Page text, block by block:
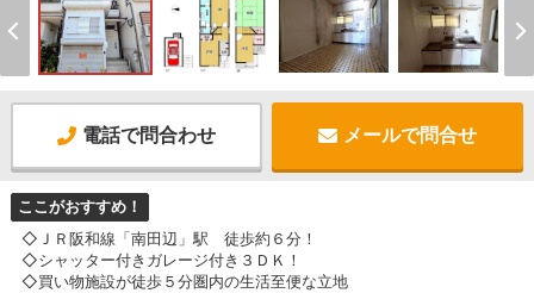
電話で問合わせ メールで問合せ
ここがおすすめ！
◇ＪＲ阪和線「南田辺」駅 徒歩約６分！
◇シャッター付きガレージ付き３ＤＫ！
◇買い物施設が徒歩５分圏内の生活至便な立地